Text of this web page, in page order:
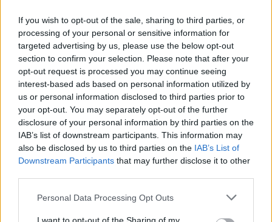
If you wish to opt-out of the sale, sharing to third parties, or
processing of your personal or sensitive information for
targeted advertising by us, please use the below opt-out
section to confirm your selection. Please note that after your
opt-out request is processed you may continue seeing
interest-based ads based on personal information utilized by
us or personal information disclosed to third parties prior to
your opt-out. You may separately opt-out of the further
disclosure of your personal information by third parties on the
IAB’s list of downstream participants. This information may
also be disclosed by us to third parties on the IAB’s List of
Downstream Participants that may further disclose it to other
Personal Data Processing Opt Outs
Szerdán 17 órától várhatóan 21 óráig informatikai
rendszerfrissítés miatt szünetelnek a Magyar Közút
Nonprofit Zrt. online szolgáltatásai. A társaság keddi
közleménye szerint a karbantartás a www.utinform.hu
oldal és a hozzá kapcsolódó informatikai rendszerek teljes
felületét érinti, így többek között nem lesznek elérhetőek a
közúti kameraképek sem a jelzett időszakban. ...
KEDVES OLVASÓNK!
A keresett cikk a portfolio.hu hírarchívumához
regisztrációhoz kötött.